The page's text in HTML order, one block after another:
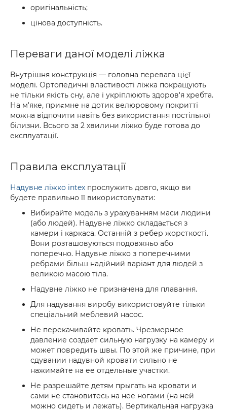
оригінальність;
цінова доступність.
Переваги даної моделі ліжка
Внутрішня конструкція — головна перевага цієї
моделі. Ортопедичні властивості ліжка покращують
не тільки якість сну, але і укріплюють здоров'я хребта.
На м'яке, приємне на дотик велюровому покритті
можна відпочити навіть без використання постільної
білизни. Всього за 2 хвилини ліжко буде готова до
експлуатації.
Правила експлуатації
Надувне ліжко intex прослужить довго, якщо ви
будете правильно її використовувати:
Вибирайте модель з урахуванням маси людини
(або людей). Надувне ліжко складається з
камери і каркаса. Останній з ребер жорсткості.
Вони розташовуються подовжньо або
поперечно. Надувне ліжко з поперечними
ребрами більш надійний варіант для людей з
великою масою тіла.
Надувне ліжко не призначена для плавання.
Для надування виробу використовуйте тільки
спеціальний меблевий насос.
Не перекачивайте кровать. Чрезмерное
давление создает сильную нагрузку на камеру и
может повредить швы. По этой же причине, при
сдувании надувной кровати сильно не
нажимайте на ее отдельные участки.
Не разрешайте детям прыгать на кровати и
сами не становитесь на нее ногами (на ней
можно сидеть и лежать). Вертикальная нагрузка